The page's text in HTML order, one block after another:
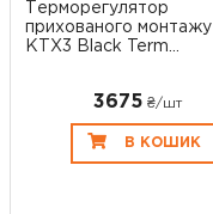
Терморегулятор
прихованого монтажу
KTX3 Black Term...
3675 ₴/шт
В КОШИК